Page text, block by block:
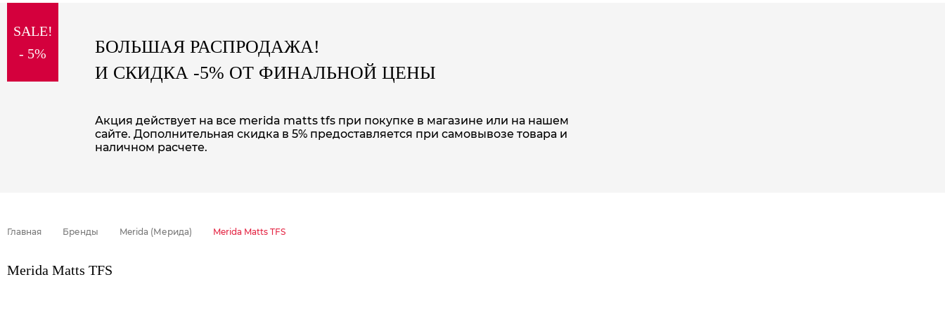
special price
SALE!
- 5%
БОЛЬШАЯ РАСПРОДАЖА!
И СКИДКА -5% ОТ ФИНАЛЬНОЙ ЦЕНЫ
Акция действует на все merida matts tfs при покупке в магазине или на нашем
сайте. Дополнительная скидка в 5% предоставляется при самовывозе товара и
наличном расчете.
Главная Бренды Merida (Мерида) Merida Matts TFS
Merida Matts TFS